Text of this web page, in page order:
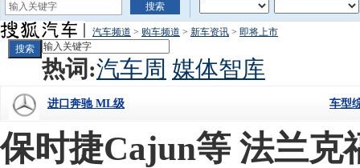
汽车频道 > 购车频道 > 新车资讯 > 即将上市
热词:汽车周 媒体智库
车型
进口奔驰 ML级
保时捷Cajun等 法兰克